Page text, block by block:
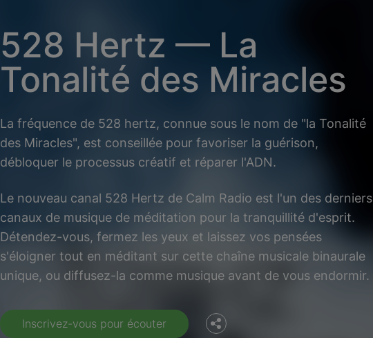
528 Hertz — La
Tonalité des Miracles
La fréquence de 528 hertz, connue sous le nom de "la Tonalité
des Miracles", est conseillée pour favoriser la guérison,
débloquer le processus créatif et réparer l'ADN.
Le nouveau canal 528 Hertz de Calm Radio est l'un des derniers
canaux de musique de méditation pour la tranquillité d'esprit.
Détendez-vous, fermez les yeux et laissez vos pensées
s'éloigner tout en méditant sur cette chaîne musicale binaurale
unique, ou diffusez-la comme musique avant de vous endormir.
Inscrivez-vous pour écouter
Facebook
Twitter